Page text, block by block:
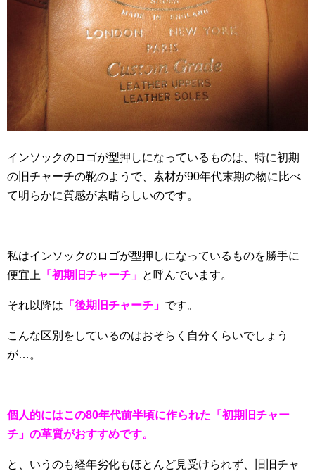
インソックのロゴが型押しになっているものは、特に初期
の旧チャーチの靴のようで、素材が90年代末期の物に比べ
て明らかに質感が素晴らしいのです。
私はインソックのロゴが型押しになっているものを勝手に
便宜上
「初期旧チャーチ 」 と呼んでいます。
それ以降は 「後期旧チャーチ」 です。
こんな区別をしているのはおそらく自分くらいでしょう
が…。
個人的にはこの80年代前半頃に作られた「初期旧チャー
チ」の革質がおすすめです。
と、いうのも経年劣化もほとんど見受けられず、旧旧チャ